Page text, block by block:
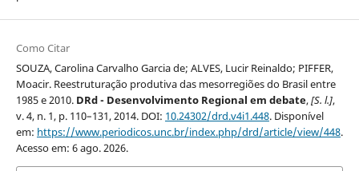
Como Citar
SOUZA, Carolina Carvalho Garcia de; ALVES, Lucir Reinaldo; PIFFER,
Moacir. Reestruturação produtiva das mesorregiões do Brasil entre
1985 e 2010. DRd - Desenvolvimento Regional em debate,[S. l.],
v. 4, n. 1, p. 110–131, 2014. DOI: 10.24302/drd.v4i1.448. Disponível
em: https://www.periodicos.unc.br/index.php/drd/article/view/448.
Acesso em: 6 ago. 2026.